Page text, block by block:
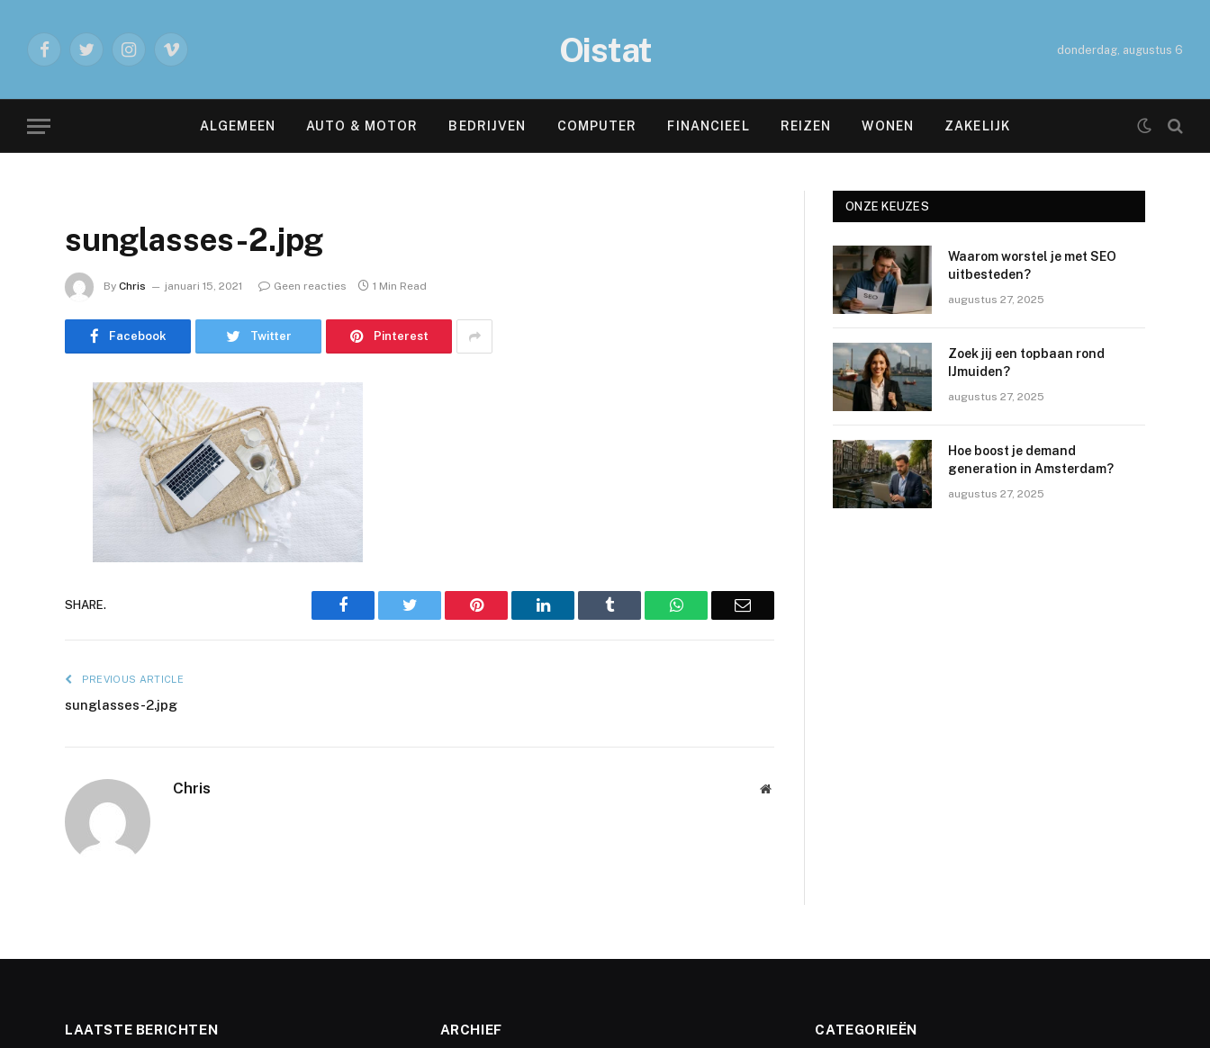
FacebookTwitterInstagramVimeo Oistat donderdag, augustus 6
ALGEMEEN AUTO & MOTOR BEDRIJVEN COMPUTER FINANCIEEL REIZEN WONEN ZAKELIJK
sunglasses-2.jpg
By Chris januari 15, 2021 Geen reacties 1 Min Read
Facebook Twitter Pinterest
SHARE. Facebook Twitter Pinterest LinkedIn Tumblr WhatsAppEmail
PREVIOUS ARTICLE
sunglasses-2.jpg
Chris Website
ONZE KEUZES
Waarom worstel je met SEO
uitbesteden?
augustus 27, 2025
Zoek jij een topbaan rond
IJmuiden?
augustus 27, 2025
Hoe boost je demand
generation in Amsterdam?
augustus 27, 2025
LAATSTE BERICHTEN ARCHIEF CATEGORIEËN